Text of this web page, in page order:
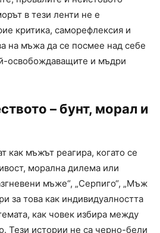
в тези ленти не е
критика, саморефлексия и
на мъжа да се посмее над себе
освобождаващите и мъдри
– бунт, морал и
как мъжът реагира, когато се
морална дилема или
мъже“, „Серпиго“, „Мъж
за това как индивидуалността
как човек избира между
Тези истории не са черно-бели